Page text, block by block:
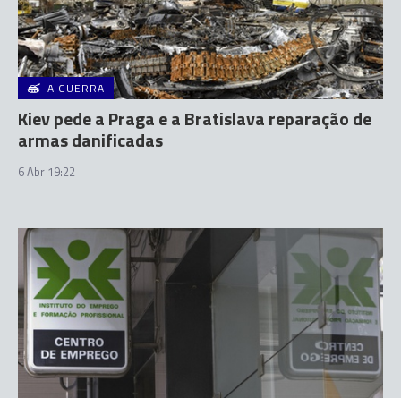
A GUERRA
Kiev pede a Praga e a Bratislava reparação de
armas danificadas
6 Abr 19:22